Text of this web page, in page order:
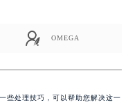
OMEGA
些处理技巧，可以帮助您解决这一